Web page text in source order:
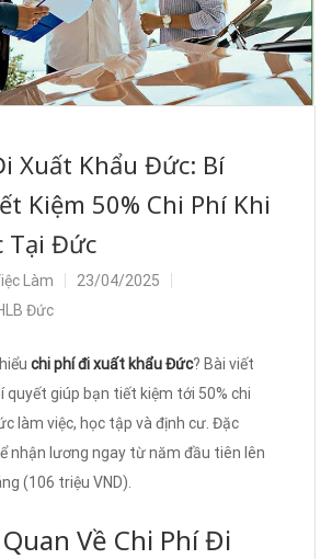
Xuất Khẩu Đức: Bí
Kiệm 50% Chi Phí Khi
Tại Đức
Làm
23/04/2025
Đức
chi phí đi xuất khẩu Đức? Bài viết
quyết giúp bạn tiết kiệm tới 50% chi
làm việc, học tập và định cư. Đặc
nhận lương ngay từ năm đầu tiên lên
(106 triệu VND).
Về Chi Phí Đi